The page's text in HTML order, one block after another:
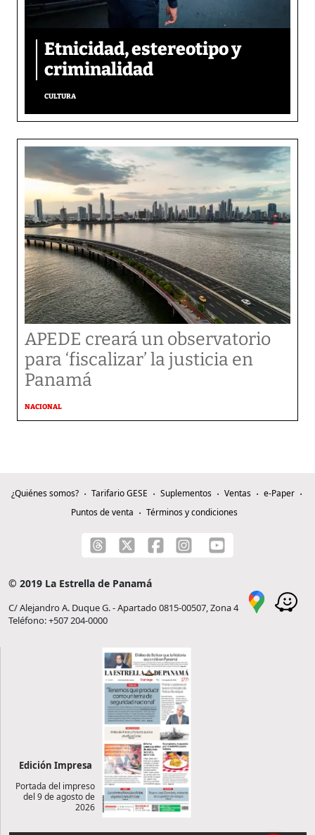
Etnicidad, estereotipo y
criminalidad
CULTURA
APEDE creará un observatorio
para ‘fiscalizar’ la justicia en
Panamá
NACIONAL
¿Quiénes somos? Tarifario GESE Suplementos Ventas
e-Paper
Puntos de venta
Términos y condiciones
© 2019 La Estrella de Panamá
C/ Alejandro A. Duque G. - Apartado 0815-00507, Zona 4
Teléfono: +507 204-0000
Edición Impresa
Portada del impreso
del 9 de agosto de
2026